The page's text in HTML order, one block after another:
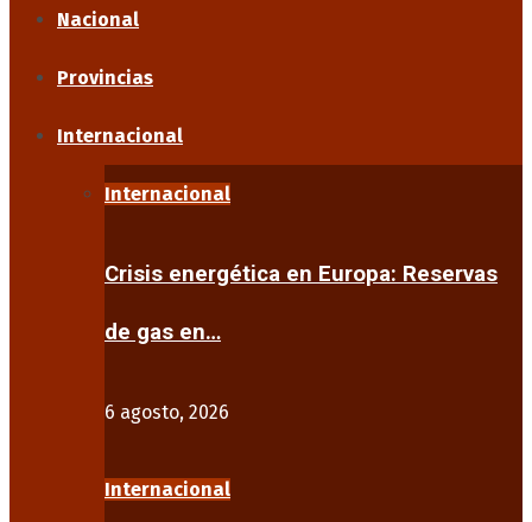
Nacional
Provincias
Internacional
Internacional
Crisis energética en Europa: Reservas
de gas en…
6 agosto, 2026
Internacional